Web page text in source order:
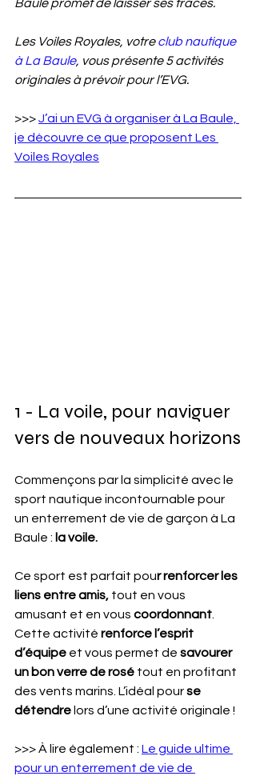
Baule promet de laisser ses traces.
Les Voiles Royales, votre club nautique
à La Baule, vous présente 5 activités
originales à prévoir pour l’EVG.
>>> J’ai un EVG à organiser à La Baule,
je découvre ce que proposent Les
Voiles Royales
1 - La voile, pour naviguer
vers de nouveaux horizons
Commençons par la simplicité avec le
sport nautique incontournable pour
un enterrement de vie de garçon à La
Baule : la voile.
Ce sport est parfait pour renforcer les
liens entre amis, tout en vous
amusant et en vous coordonnant.
Cette activité renforce l’esprit
d’équipe et vous permet de savourer
un bon verre de rosé tout en profitant
des vents marins. L’idéal pour se
détendre lors d’une activité originale !
>>> À lire également : Le guide ultime
pour un enterrement de vie de